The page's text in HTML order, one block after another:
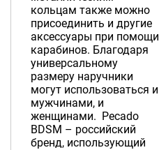
кольцам также можно
присоединить и другие
аксессуары при помощи
карабинов. Благодаря
универсальному
размеру наручники
могут использоваться и
мужчинами, и
женщинами. Pecado
BDSM – российский
бренд, использующий